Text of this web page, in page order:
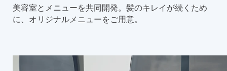
美容室とメニューを共同開発。髪のキレイが続くため
に、オリジナルメニューをご用意。